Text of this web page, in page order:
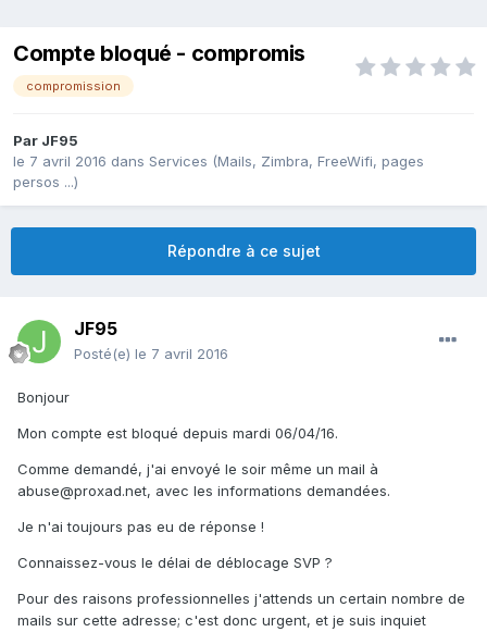
Compte bloqué - compromis
compromission
Par JF95
le 7 avril 2016 dans Services (Mails, Zimbra, FreeWifi, pages
persos ...)
Répondre à ce sujet
JF95
Posté(e) le 7 avril 2016
Bonjour
Mon compte est bloqué depuis mardi 06/04/16.
Comme demandé, j'ai envoyé le soir même un mail à
abuse@proxad.net, avec les informations demandées.
Je n'ai toujours pas eu de réponse !
Connaissez-vous le délai de déblocage SVP ?
Pour des raisons professionnelles j'attends un certain nombre de
mails sur cette adresse; c'est donc urgent, et je suis inquiet